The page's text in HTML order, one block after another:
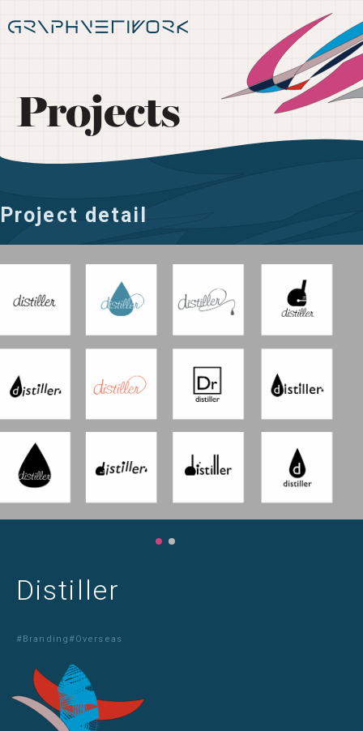
Projects
Project detail
Distiller
#Branding #Overseas